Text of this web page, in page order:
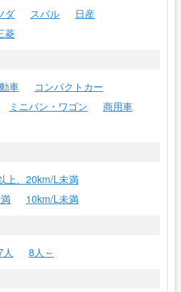
ダ スバル
日産
菱
車
コンパクトカー
ミニバン・ワゴン
商用車
上、20km/L未満
10km/L未満
人
8人～